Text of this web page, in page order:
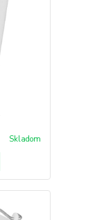
Skladom